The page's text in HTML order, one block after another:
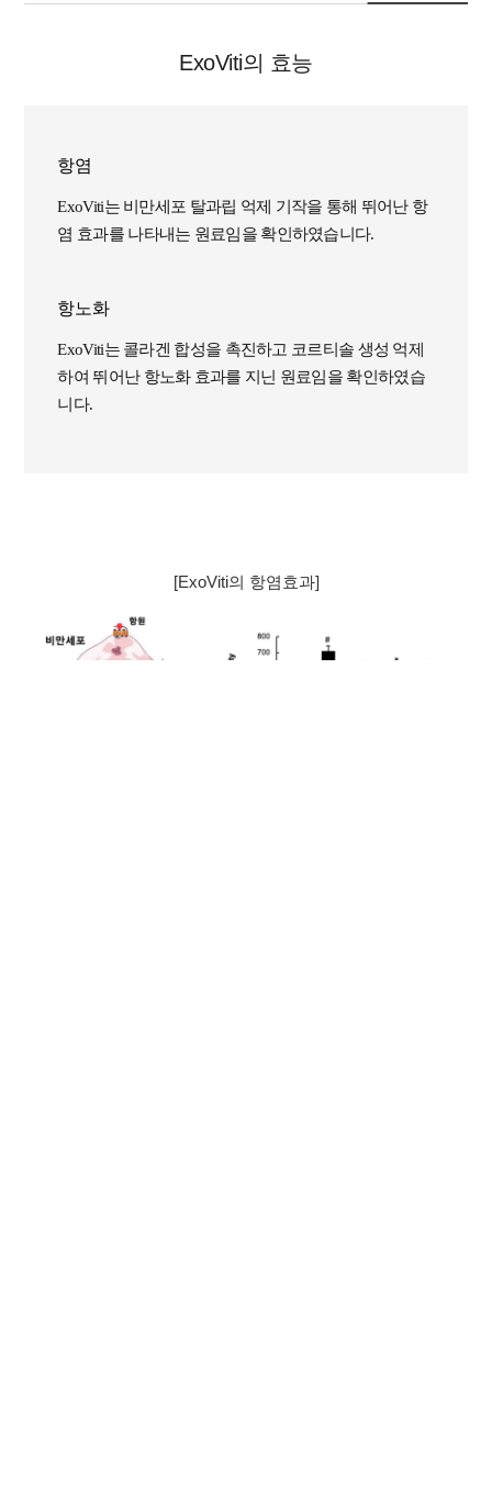
ExoViti의 효능
항염
ExoViti는 비만세포 탈과립 억제 기작을 통해 뛰어난 항
염 효과를 나타내는 원료임을 확인하였습니다.
항노화
ExoViti는 콜라겐 합성을 촉진하고 코르티솔 생성 억제
하여 뛰어난 항노화 효과를 지닌 원료임을 확인하였습
니다.
[ExoViti의 항염효과]